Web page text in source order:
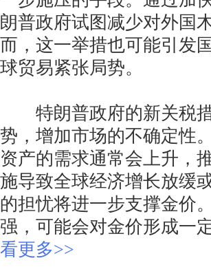
朗普政府试图减少对外国
而，这一举措也可能引发
球贸易紧张局势。
特朗普政府的新关税措
势，增加市场的不确定性
资产的需求通常会上升，
施导致全球经济增长放缓
的担忧将进一步支撑金价
强，可能会对金价形成一
看更多>>